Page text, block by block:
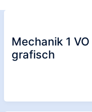
Mechanik 1
grafisch